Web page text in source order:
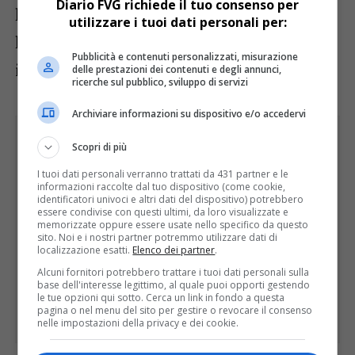
hanno manifestato gratitudine – conclude
l’assessore – per la vicinanza dimostrata
immediatamente dalla Regione”.
Diario FVG richiede il tuo consenso per
utilizzare i tuoi dati personali per:
Pubblicità e contenuti personalizzati, misurazione
delle prestazioni dei contenuti e degli annunci,
ricerche sul pubblico, sviluppo di servizi
Archiviare informazioni su dispositivo e/o accedervi
Scopri di più
I tuoi dati personali verranno trattati da 431 partner e le
informazioni raccolte dal tuo dispositivo (come cookie,
identificatori univoci e altri dati del dispositivo) potrebbero
essere condivise con questi ultimi, da loro visualizzate e
memorizzate oppure essere usate nello specifico da questo
sito. Noi e i nostri partner potremmo utilizzare dati di
localizzazione esatti. Elenco dei partner.
Alcuni fornitori potrebbero trattare i tuoi dati personali sulla
base dell'interesse legittimo, al quale puoi opporti gestendo
le tue opzioni qui sotto. Cerca un link in fondo a questa
pagina o nel menu del sito per gestire o revocare il consenso
nelle impostazioni della privacy e dei cookie.